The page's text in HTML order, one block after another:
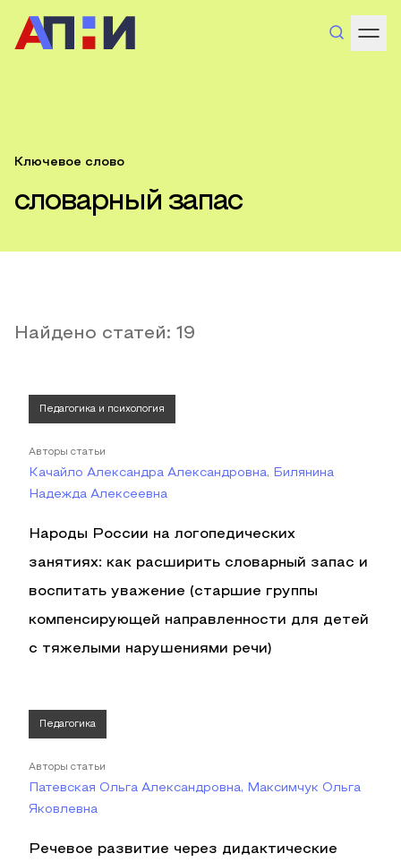
Ключевое слово
словарный запас
Найдено статей: 19
Педагогика и психология
Авторы статьи
Качайло Александра Александровна, Билянина
Надежда Алексеевна
Народы России на логопедических
занятиях: как расширить словарный запас и
воспитать уважение (старшие группы
компенсирующей направленности для детей
с тяжелыми нарушениями речи)
Педагогика
Авторы статьи
Патевская Ольга Александровна, Максимчук Ольга
Яковлевна
Речевое развитие через дидактические